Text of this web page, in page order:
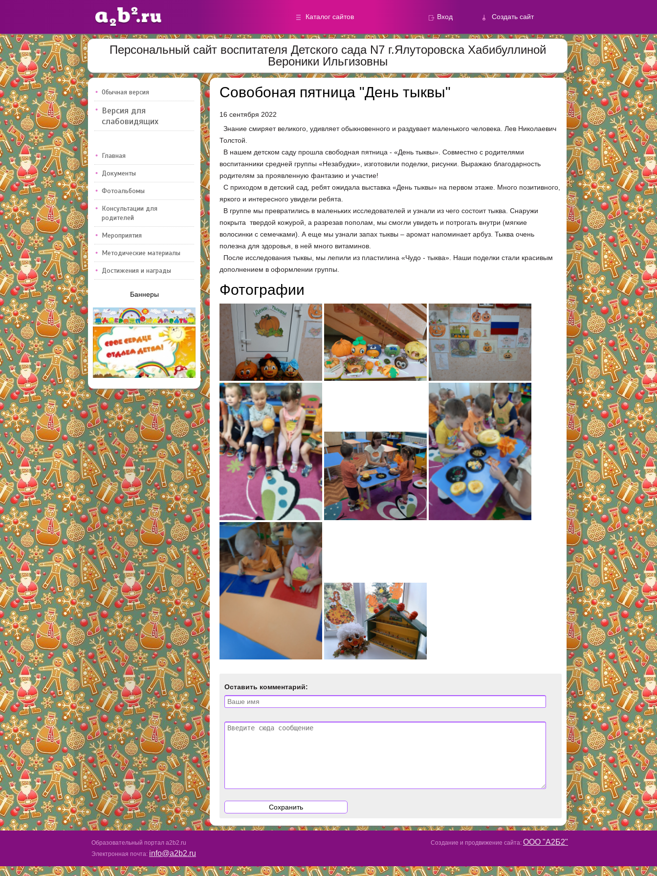
Каталог сайтов Создать сайт
Вход
педагогов
Метод.
материалы
фотографий
Персональный сайт воспитателя Детского сада N7 г.Ялуторовска Хабибуллиной
Вероники Ильгизовны
Обычная версия
Версия для
слабовидящих
Главная
Документы
Фотоальбомы
Консультации для
родителей
Мероприятия
Методические материалы
Достижения и награды
Баннеры
Совобоная пятница "День тыквы"
16 сентября 2022
Знание смиряет великого, удивляет обыкновенного и раздувает маленького человека. Лев Николаевич
Толстой.
В нашем детском саду прошла свободная пятница - «День тыквы». Совместно с родителями
воспитанники средней группы «Незабудки», изготовили поделки, рисунки. Выражаю благодарность
родителям за проявленную фантазию и участие!
С приходом в детский сад, ребят ожидала выставка «День тыквы» на первом этаже. Много позитивного,
яркого и интересного увидели ребята.
В группе мы превратились в маленьких исследователей и узнали из чего состоит тыква. Снаружи
покрыта твердой кожурой, а разрезав пополам, мы смогли увидеть и потрогать внутри (мягкие
волосинки с семечками). А еще мы узнали запах тыквы – аромат напоминает арбуз. Тыква очень
полезна для здоровья, в ней много витаминов.
После исследования тыквы, мы лепили из пластилина «Чудо - тыква». Наши поделки стали красивым
дополнением в оформлении группы.
Фотографии
Оставить комментарий:
Образовательный портал a2b2.ru
Электронная почта: info@a2b2.ru
Создание и продвижение сайта: ООО "А2Б2"